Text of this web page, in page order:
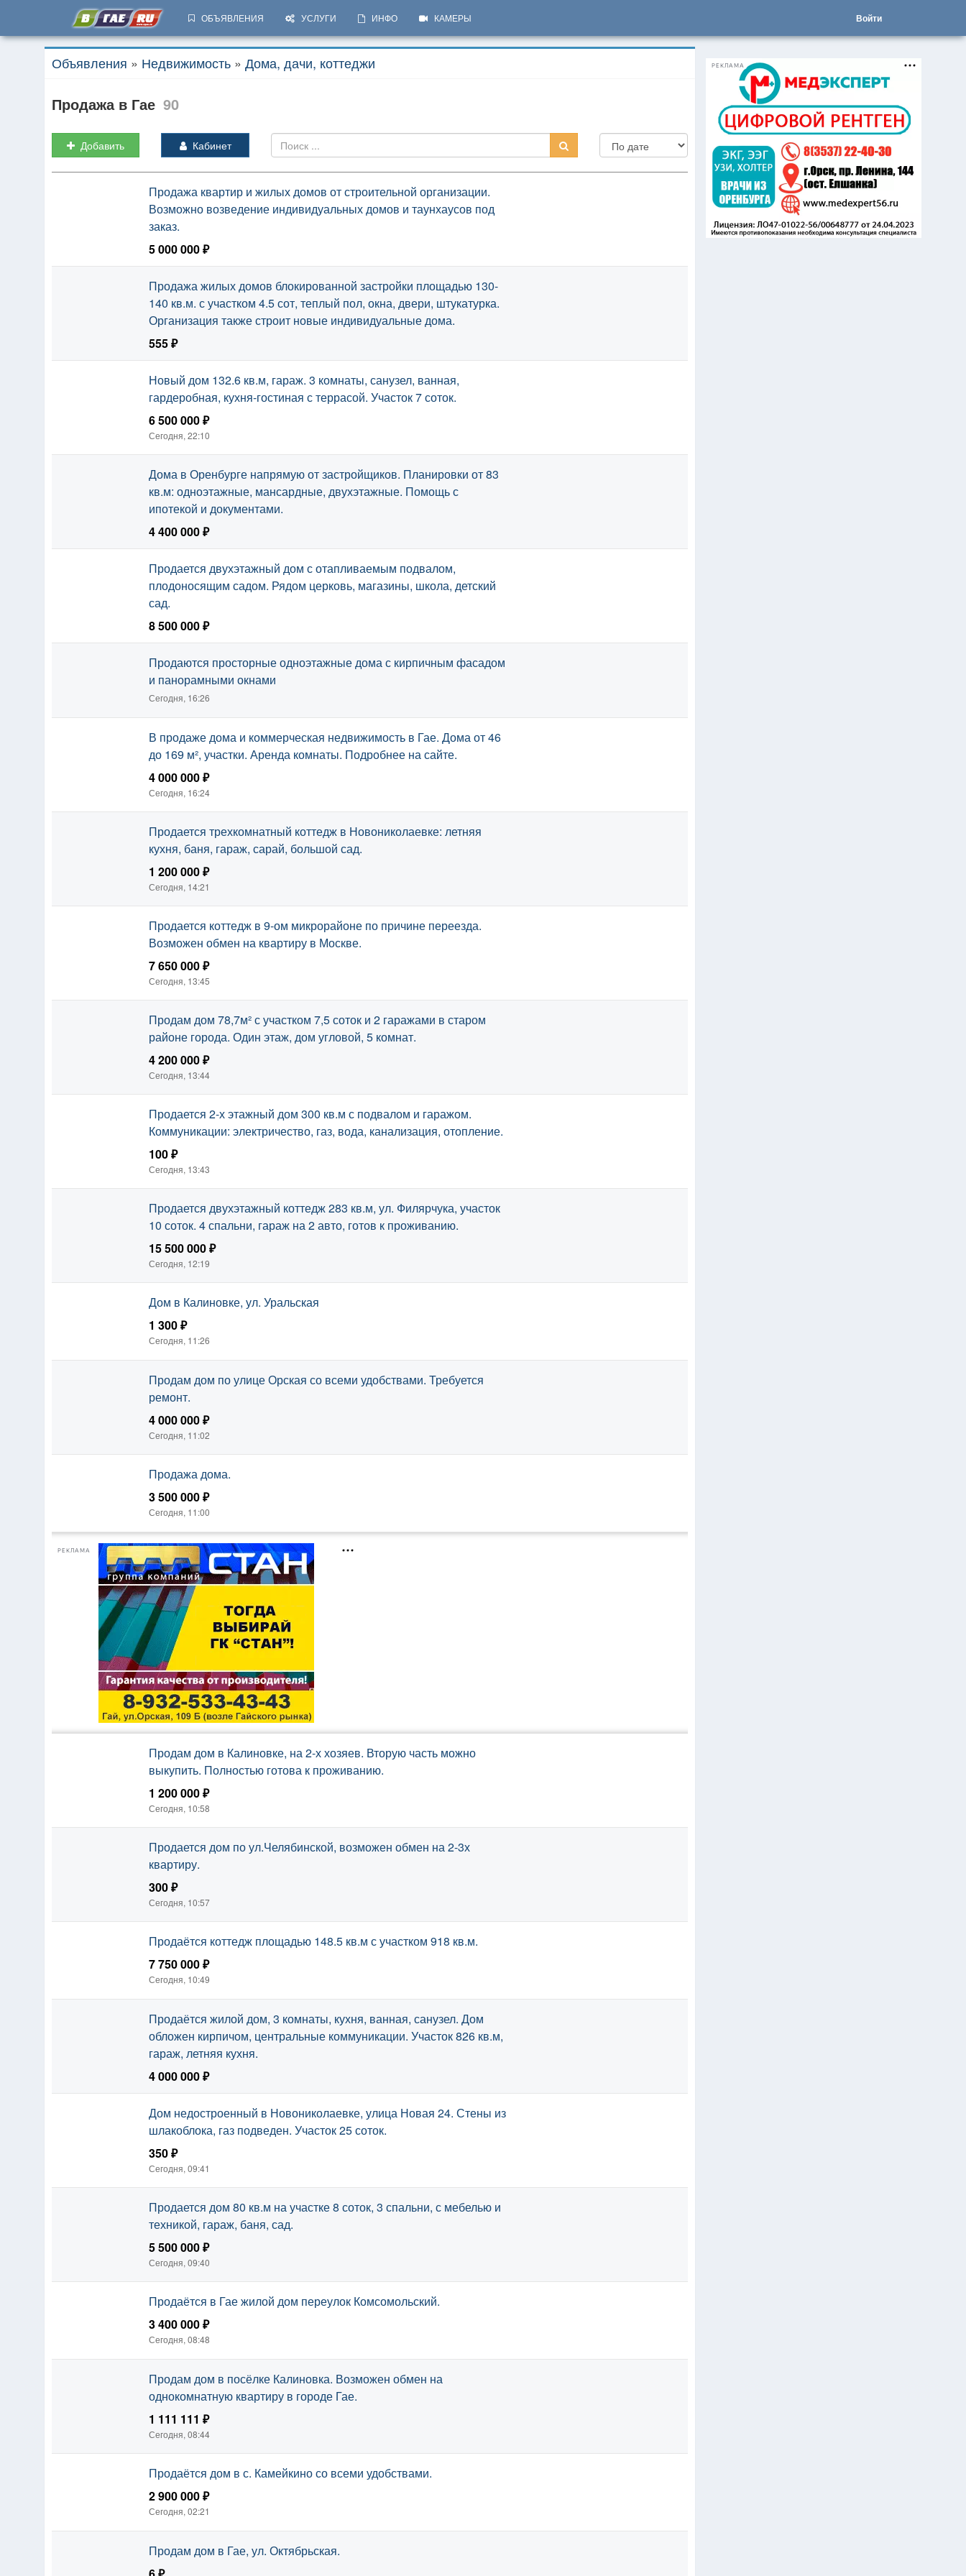
ОБЪЯВЛЕНИЯ УСЛУГИ ИНФО КАМЕРЫ Войти
РЕКЛАМА
Объявления » Недвижимость » Дома, дачи, коттеджи
Продажа в Гае 90
Добавить Кабинет
Продажа квартир и жилых домов от строительной организации.
Возможно возведение индивидуальных домов и таунхаусов под
заказ.
5 000 000 ₽
Сегодня, 22:10
Продажа жилых домов блокированной застройки площадью 130-
140 кв.м. с участком 4.5 сот, теплый пол, окна, двери, штукатурка.
Организация также строит новые индивидуальные дома.
555 ₽
Сегодня, 22:10
Новый дом 132.6 кв.м, гараж. 3 комнаты, санузел, ванная,
гардеробная, кухня-гостиная с террасой. Участок 7 соток.
6 500 000 ₽
Сегодня, 22:10
Дома в Оренбурге напрямую от застройщиков. Планировки от 83
кв.м: одноэтажные, мансардные, двухэтажные. Помощь с
ипотекой и документами.
4 400 000 ₽
Сегодня, 21:07
Продается двухэтажный дом с отапливаемым подвалом,
плодоносящим садом. Рядом церковь, магазины, школа, детский
сад.
8 500 000 ₽
Сегодня, 18:24
Продаются просторные одноэтажные дома с кирпичным фасадом
и панорамными окнами
Сегодня, 16:26
В продаже дома и коммерческая недвижимость в Гае. Дома от 46
до 169 м², участки. Аренда комнаты. Подробнее на сайте.
4 000 000 ₽
Сегодня, 16:24
Продается трехкомнатный коттедж в Новониколаевке: летняя
кухня, баня, гараж, сарай, большой сад.
1 200 000 ₽
Сегодня, 14:21
Продается коттедж в 9-ом микрорайоне по причине переезда.
Возможен обмен на квартиру в Москве.
7 650 000 ₽
Сегодня, 13:45
Продам дом 78,7м² с участком 7,5 соток и 2 гаражами в старом
районе города. Один этаж, дом угловой, 5 комнат.
4 200 000 ₽
Сегодня, 13:44
Продается 2-х этажный дом 300 кв.м с подвалом и гаражом.
Коммуникации: электричество, газ, вода, канализация, отопление.
100 ₽
Сегодня, 13:43
Продается двухэтажный коттедж 283 кв.м, ул. Филярчука, участок
10 соток. 4 спальни, гараж на 2 авто, готов к проживанию.
15 500 000 ₽
Сегодня, 12:19
Дом в Калиновке, ул. Уральская
1 300 ₽
Сегодня, 11:26
Продам дом по улице Орская со всеми удобствами. Требуется
ремонт.
4 000 000 ₽
Сегодня, 11:02
Продажа дома.
3 500 000 ₽
Сегодня, 11:00
РЕКЛАМА
Продам дом в Калиновке, на 2-х хозяев. Вторую часть можно
выкупить. Полностью готова к проживанию.
1 200 000 ₽
Сегодня, 10:58
Продается дом по ул.Челябинской, возможен обмен на 2-3х
квартиру.
300 ₽
Сегодня, 10:57
Продаётся коттедж площадью 148.5 кв.м с участком 918 кв.м.
7 750 000 ₽
Сегодня, 10:49
Продаётся жилой дом, 3 комнаты, кухня, ванная, санузел. Дом
обложен кирпичом, центральные коммуникации. Участок 826 кв.м,
гараж, летняя кухня.
4 000 000 ₽
Сегодня, 10:49
Дом недостроенный в Новониколаевке, улица Новая 24. Стены из
шлакоблока, газ подведен. Участок 25 соток.
350 ₽
Сегодня, 09:41
Продается дом 80 кв.м на участке 8 соток, 3 спальни, с мебелью и
техникой, гараж, баня, сад.
5 500 000 ₽
Сегодня, 09:40
Продаётся в Гае жилой дом переулок Комсомольский.
3 400 000 ₽
Сегодня, 08:48
Продам дом в посёлке Калиновка. Возможен обмен на
однокомнатную квартиру в городе Гае.
1 111 111 ₽
Сегодня, 08:44
Продаётся дом в с. Камейкино со всеми удобствами.
2 900 000 ₽
Сегодня, 02:21
Продам дом в Гае, ул. Октябрьская.